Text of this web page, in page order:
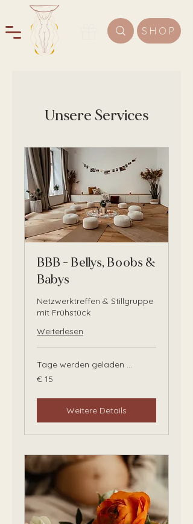
SHOP
Unsere Services
BBB - Bellys, Boobs &
Babys
Netzwerktreffen & Stillgruppe
mit Frühstück
Weiterlesen
Tage werden geladen ...
Euro
€ 15
Weitere Details